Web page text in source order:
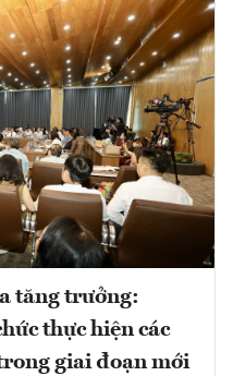
tăng trưởng:
thực hiện các
giai đoạn mới